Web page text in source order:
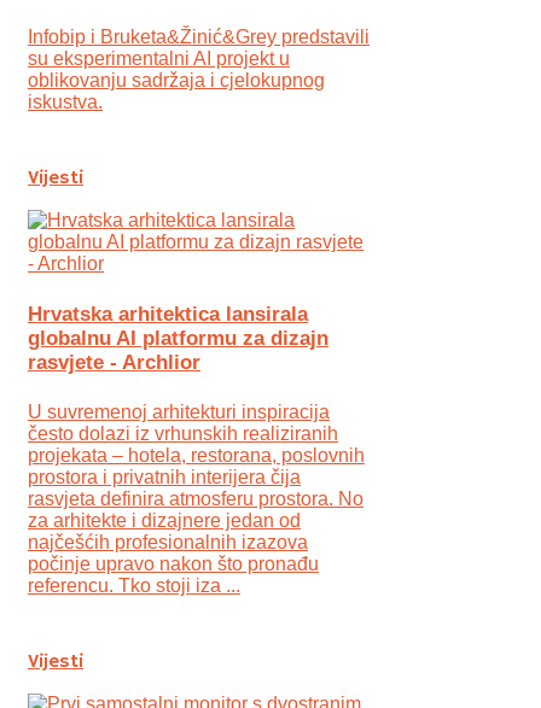
Infobip i Bruketa&Žinić&Grey predstavili
su eksperimentalni AI projekt u
oblikovanju sadržaja i cjelokupnog
iskustva.
Vijesti
Hrvatska arhitektica lansirala
globalnu AI platformu za dizajn
rasvjete - Archlior
U suvremenoj arhitekturi inspiracija
često dolazi iz vrhunskih realiziranih
projekata – hotela, restorana, poslovnih
prostora i privatnih interijera čija
rasvjeta definira atmosferu prostora. No
za arhitekte i dizajnere jedan od
najčešćih profesionalnih izazova
počinje upravo nakon što pronađu
referencu. Tko stoji iza ...
Vijesti